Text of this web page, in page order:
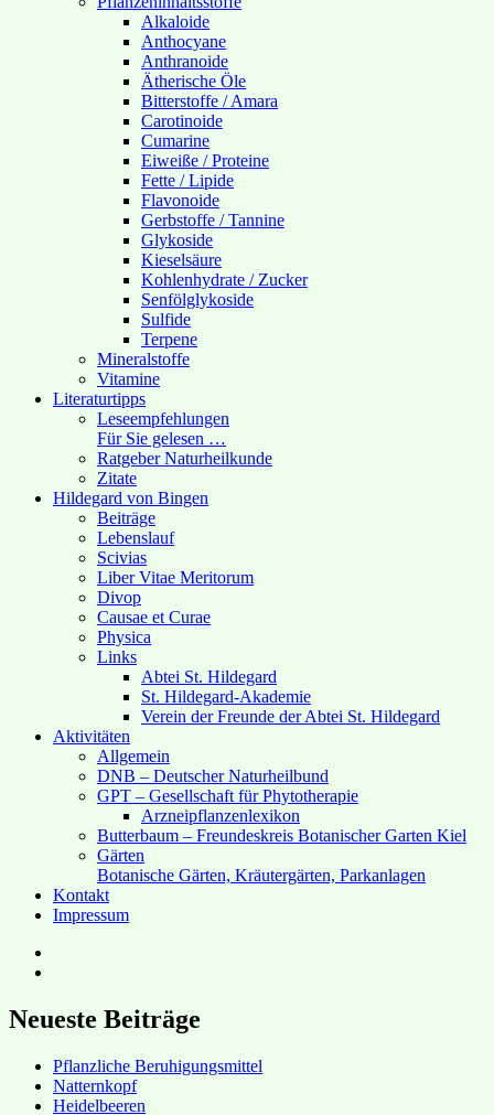
Alkaloide
Anthocyane
Anthranoide
Ätherische Öle
Bitterstoffe / Amara
Carotinoide
Cumarine
Eiweiße / Proteine
Fette / Lipide
Flavonoide
Gerbstoffe / Tannine
Glykoside
Kieselsäure
Kohlenhydrate / Zucker
Senfölglykoside
Sulfide
Terpene
Mineralstoffe
Vitamine
Literaturtipps
Leseempfehlungen
Für Sie gelesen …
Ratgeber Naturheilkunde
Zitate
Hildegard von Bingen
Beiträge
Lebenslauf
Scivias
Liber Vitae Meritorum
Divop
Causae et Curae
Physica
Links
Abtei St. Hildegard
St. Hildegard-Akademie
Verein der Freunde der Abtei St. Hildegard
Aktivitäten
Allgemein
DNB – Deutscher Naturheilbund
GPT – Gesellschaft für Phytotherapie
Arzneipflanzenlexikon
Butterbaum – Freundeskreis Botanischer Garten Kiel
Gärten
Botanische Gärten, Kräutergärten, Parkanlagen
Kontakt
Impressum
Instagram
Neueste Beiträge
Pflanzliche Beruhigungsmittel
Natternkopf
Heidelbeeren